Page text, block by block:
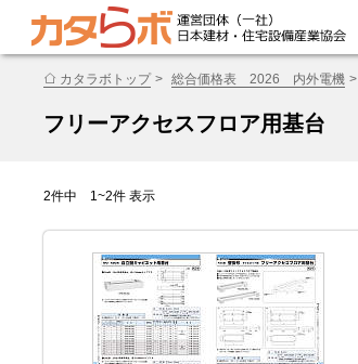
カタラボトップ 総合価格表 2026 内外電機
フリーアクセスフロア用基台
2件中 1~2件 表示